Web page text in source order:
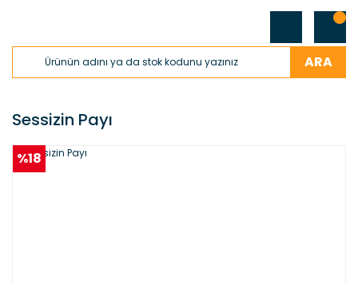
ARA
Sessizin Payı
%18